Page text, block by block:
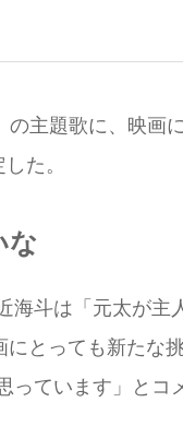
の主題歌に、映
た。
な
海⽃は「元太が
とっても新たな
ています」とコ